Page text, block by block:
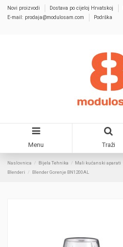
Novi proizvodi Dostava po cijeloj Hrvatskoj
E-mail: prodaja@modulosam.com
Podrška
Menu Traži
Naslovnica Bijela Tehnika Mali kućanski aparati
Blenderi
Blender Gorenje BN1200AL